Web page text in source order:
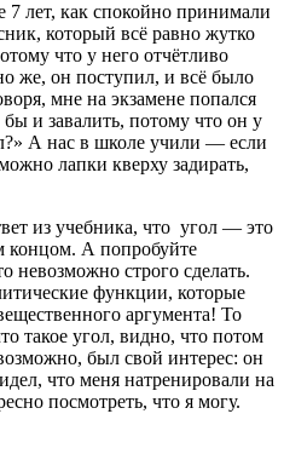
лет, как спокойно принимали
который всё равно жутко
что у него отчётливо
же, он поступил, и всё было
мне на экзамене попался
бы и завалить, потому что он у
А нас в школе учили — если
лапки кверху задирать,
из учебника, что угол — это
концом. А попробуйте
невозможно строго сделать.
функции, которые
аргумента! То
такое угол, видно, что потом
был свой интерес: он
что меня натренировали на
посмотреть, что я могу.